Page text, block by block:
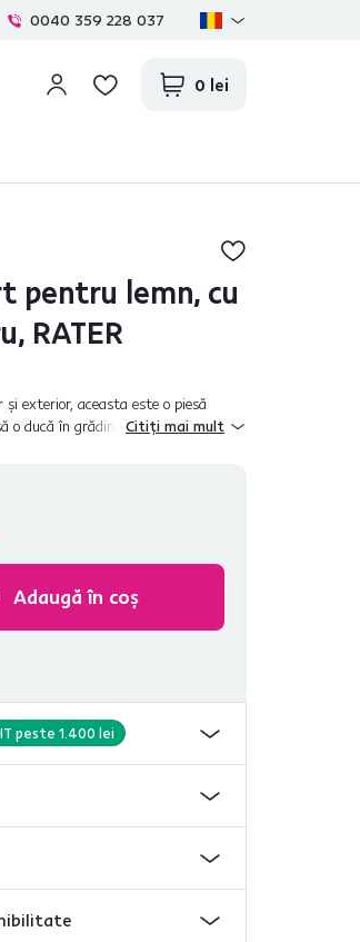
0040 359 228 037
0 lei
pentru lemn, cu
RATER
exterior, aceasta este o piesă
o ducă în grădină, locuinţă, atelier
Citiți mai mult
Adaugă în coș
peste 1.400 lei